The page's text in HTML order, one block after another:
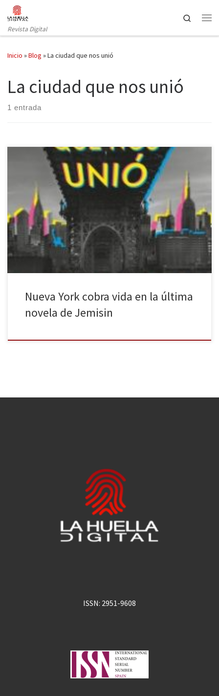
Saltar al contenido
Revista Digital
Search
Inicio »Blog »La ciudad que nos unió
La ciudad que nos unió
1 entrada
La ciudad que nos unió es el último título de N. K. Jemisin
publicado por Nova editorial. Los mitos tratan de narrar historias
fantásticas con protagonistas de carácter divino o heroico. No
obstante, cada uno de ellos guarda un fragmento de verdad. La
magia engloba todo aquello que no comprendemos, […]
Nueva York cobra vida en la última
novela de Jemisin
ISSN: 2951-9608